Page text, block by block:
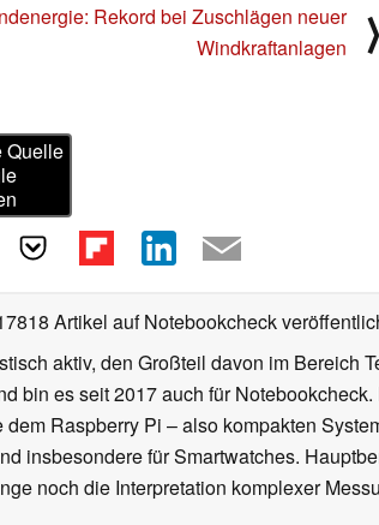
Rekord bei Zuschlägen neuer
Windkraftanlagen
⟩
Quelle
Artikel auf Notebookcheck
aktiv, den Großteil davon im Bereich
bin es seit 2017 auch für
Raspberry Pi – also kompakten
insbesondere für Smartwatches.
noch die Interpretation komplexer